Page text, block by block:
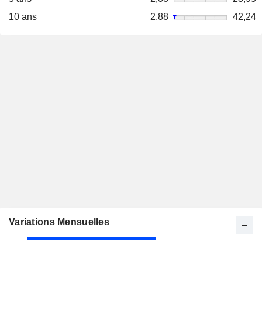
10 ans
2,88 42,24
Variations Mensuelles